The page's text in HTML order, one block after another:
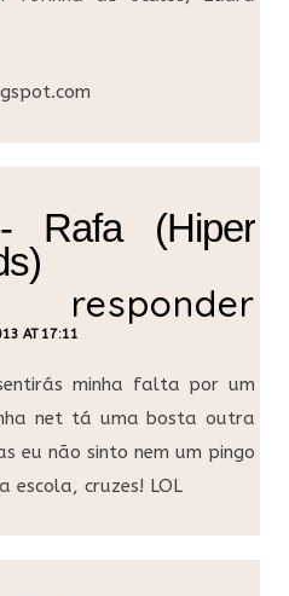
Rafa (Hiper
AT 17:11
responder
minha falta por um
net tá uma bosta outra
eu não sinto nem um pingo
cruzes! LOL